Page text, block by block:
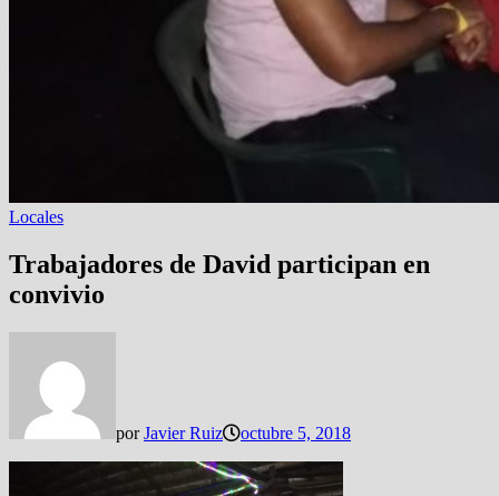
Locales
Trabajadores de David participan en
convivio
porJavier Ruiz octubre 5, 2018